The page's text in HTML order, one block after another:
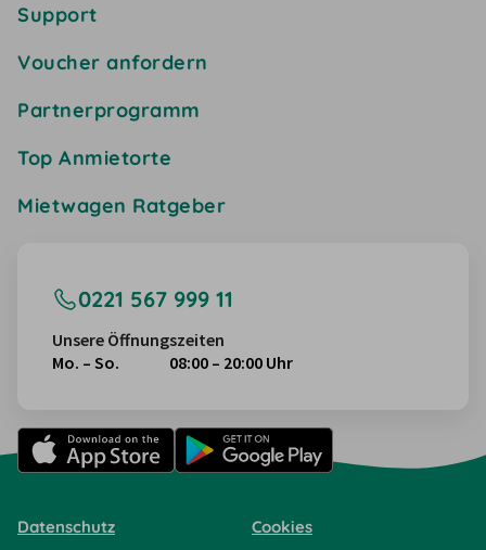
Support
Voucher anfordern
Partnerprogramm
Top Anmietorte
Mietwagen Ratgeber
0221 567 999 11
Unsere Öffnungszeiten
Mo. – So.
08:00 – 20:00 Uhr
Datenschutz Cookies